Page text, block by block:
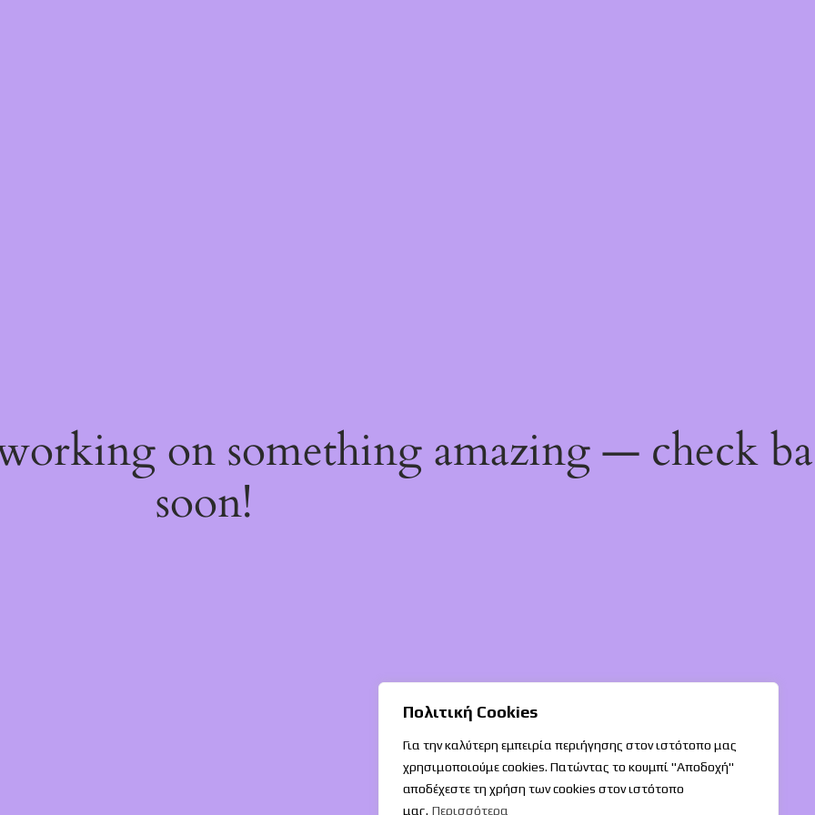
Πολιτική Cookies
Για την καλύτερη εμπειρία περιήγησης στον ιστότοπο μας
χρησιμοποιούμε cookies. Πατώντας το κουμπί "Αποδοχή"
αποδέχεστε τη χρήση των cookies στον ιστότοπο
μας. Περισσότερα
on something amazing — check
soon!